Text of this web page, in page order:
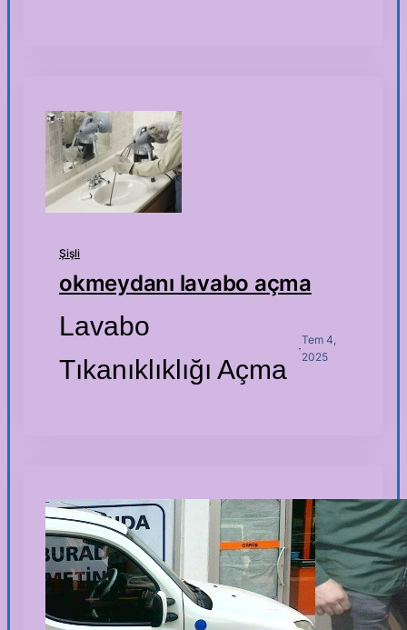
Şişli
okmeydanı lavabo açma
Lavabo
Tıkanıklıklığı Açma
·
Tem 4,
2025